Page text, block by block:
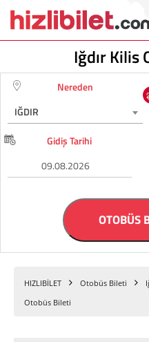
Iğdır Kilis
Nereden
IĞDIR
Gidiş Tarihi
OTOBÜS
HIZLIBİLET Otobüs Bileti
Otobüs Bileti